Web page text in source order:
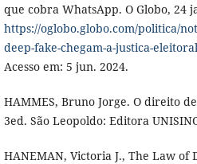
que cobra WhatsApp. O Globo, 24
https://oglobo.globo.com/politica/
deep-fake-chegam-a-justica-
Acesso em: 5 jun. 2024.
HAMMES, Bruno Jorge. O direito
3ed. São Leopoldo: Editora
HANEMAN, Victoria J., The Law of